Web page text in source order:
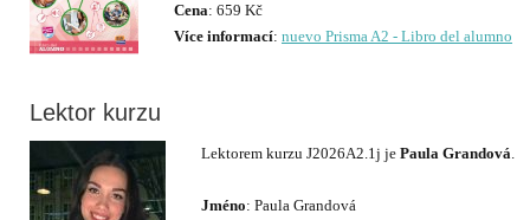
Cena
Více informací: nuevo Prisma A2 - Libro del alumno
Lektor kurzu
Lektorem kurzu J2026A2.1j je Paula Grandová
Jméno